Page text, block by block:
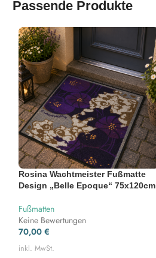
Passende Produkte
Rosina Wachtmeister Fußmatte
Design „Belle Epoque“ 75x120cm
Fußmatten
Keine Bewertungen
70,00 €
inkl. MwSt.